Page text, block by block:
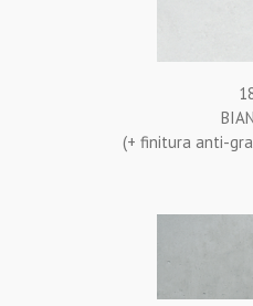
(+ finitura anti-